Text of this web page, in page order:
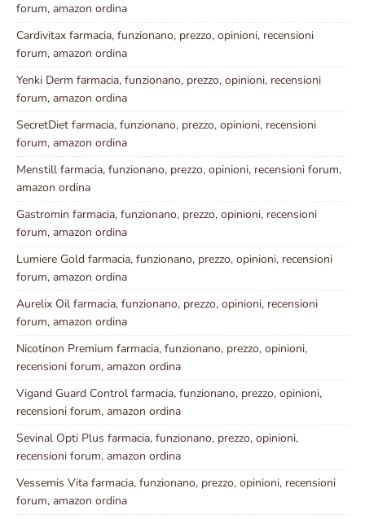
forum, amazon ordina
Cardivitax farmacia, funzionano, prezzo, opinioni, recensioni
forum, amazon ordina
Yenki Derm farmacia, funzionano, prezzo, opinioni, recensioni
forum, amazon ordina
SecretDiet farmacia, funzionano, prezzo, opinioni, recensioni
forum, amazon ordina
Menstill farmacia, funzionano, prezzo, opinioni, recensioni forum,
amazon ordina
Gastromin farmacia, funzionano, prezzo, opinioni, recensioni
forum, amazon ordina
Lumiere Gold farmacia, funzionano, prezzo, opinioni, recensioni
forum, amazon ordina
Aurelix Oil farmacia, funzionano, prezzo, opinioni, recensioni
forum, amazon ordina
Nicotinon Premium farmacia, funzionano, prezzo, opinioni,
recensioni forum, amazon ordina
Vigand Guard Control farmacia, funzionano, prezzo, opinioni,
recensioni forum, amazon ordina
Sevinal Opti Plus farmacia, funzionano, prezzo, opinioni,
recensioni forum, amazon ordina
Vessemis Vita farmacia, funzionano, prezzo, opinioni, recensioni
forum, amazon ordina